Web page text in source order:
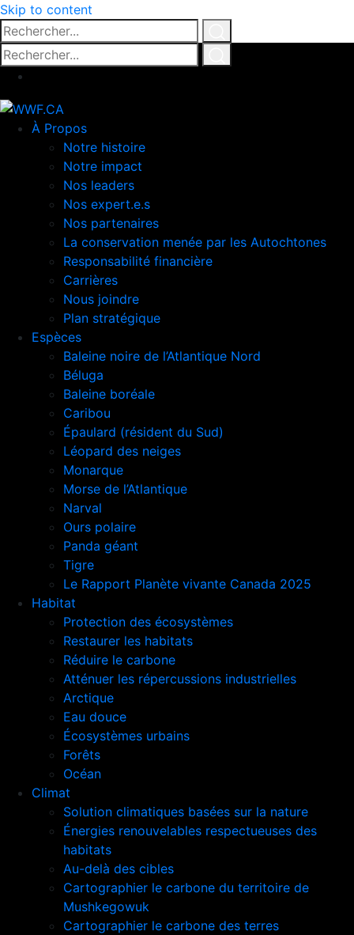
Skip to content
Rechercher...
Click
for
Rechercher...
À Propos
Notre histoire
Notre impact
Nos leaders
Nos expert.e.s
Nos partenaires
La conservation menée par les Autochtones
Responsabilité financière
Carrières
Nous joindre
Plan stratégique
Espèces
Baleine noire de l’Atlantique Nord
Béluga
Baleine boréale
Caribou
Épaulard (résident du Sud)
Léopard des neiges
Monarque
Morse de l’Atlantique
Narval
Ours polaire
Panda géant
Tigre
Le Rapport Planète vivante Canada 2025
Habitat
Protection des écosystèmes
Restaurer les habitats
Réduire le carbone
Atténuer les répercussions industrielles
Arctique
Eau douce
Écosystèmes urbains
Forêts
Océan
Climat
Solution climatiques basées sur la nature
Énergies renouvelables respectueuses des
habitats
Au-delà des cibles
Cartographier le carbone du territoire de
Mushkegowuk
Cartographier le carbone des terres